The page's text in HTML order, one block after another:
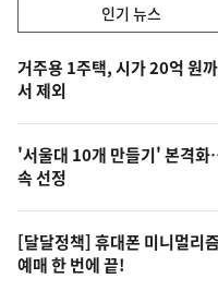
기,
최
신,
오
늘
의
영
상
인기 뉴스
인
기
뉴
스
거주용 1주택, 시가 20억 원
서 제외
'서울대 10개 만들기' 본격
속 선정
[달달정책] 휴대폰 미니멀리
예매 한 번에 끝!